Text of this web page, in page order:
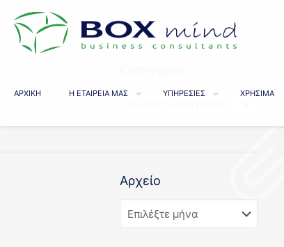
ΑΡΧΙΚΗ Η ΕΤΑΙΡΕΙΑ ΜΑΣ ΥΠΗΡΕΣΙΕΣ ΧΡΗΣΙΜΑ
Αρχείο